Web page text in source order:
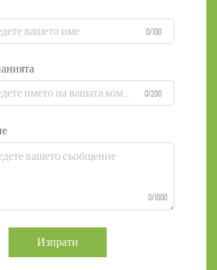
0/100
0/200
0/1000
Изпрати